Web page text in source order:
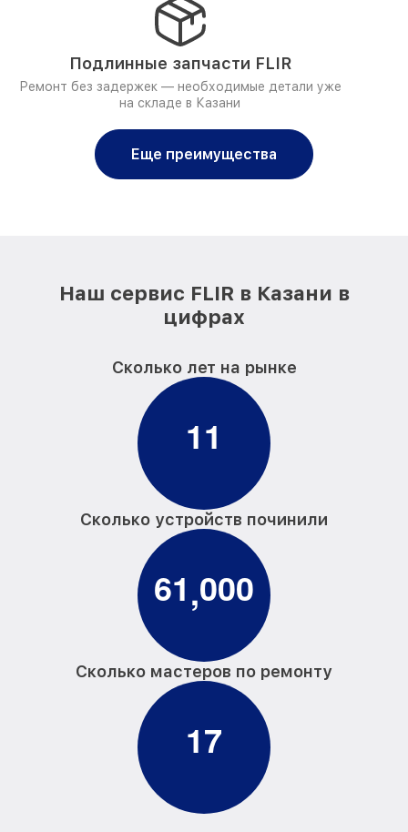
Подлинные запчасти FLIR
Ремонт без задержек — необходимые детали уже
на складе в Казани
Еще преимущества
Наш сервис FLIR в Казани в
цифрах
Сколько лет на рынке
11
Сколько устройств починили
61,000
Сколько мастеров по ремонту
17